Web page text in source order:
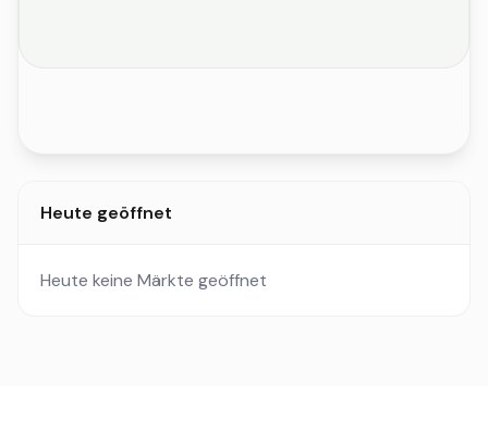
Heute geöffnet
Heute keine Märkte geöffnet